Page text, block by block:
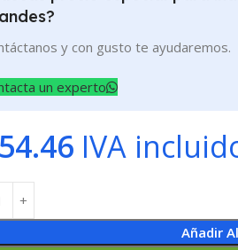
y con gusto te ayudaremos.
un experto
IVA
Añadir